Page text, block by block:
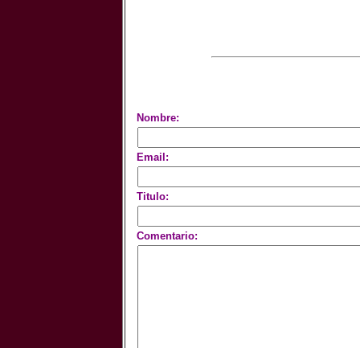
Nombre:
Email:
Titulo:
Comentario: